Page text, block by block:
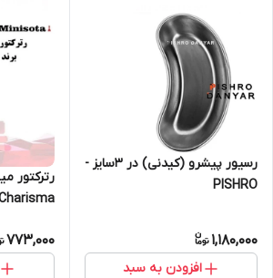
رسیور پیشرو (کیدنی) در 3سایز -
PISHRO
1,180,000
افزودن به سبد
رترکتور
773,000